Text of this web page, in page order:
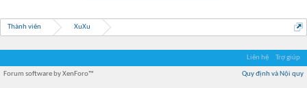
Thành viên XuXu
Liên hệ Trợ giúp
Quy định và Nội quy
Forum software by XenForo™